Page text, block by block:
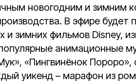
новогодним и зимним
В эфире будет
и зимних фильмов Disney,
анимационные
«Пингвинёнок
уикенд – марафон из